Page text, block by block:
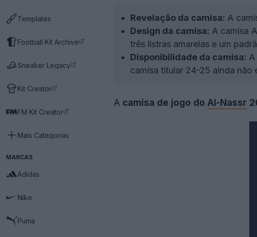
Templates
Football Kit Archive
Sneaker Legacy
Kit Creator
FM Kit Creator
Mais Categorias
MARCAS
Adidas
Nike
Puma
Revelação da camisa: A
Design da camisa: A camisa
três listras amarelas e um
Disponibilidade da camisa:
camisa titular 24-25 ainda não
A camisa de jogo do Al-Nassr